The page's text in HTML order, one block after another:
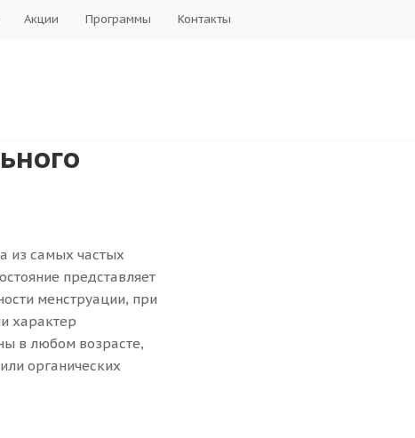
Акции Программы Контакты
из самых частых
представляет
менструации, при
характер
в любом возрасте,
органических